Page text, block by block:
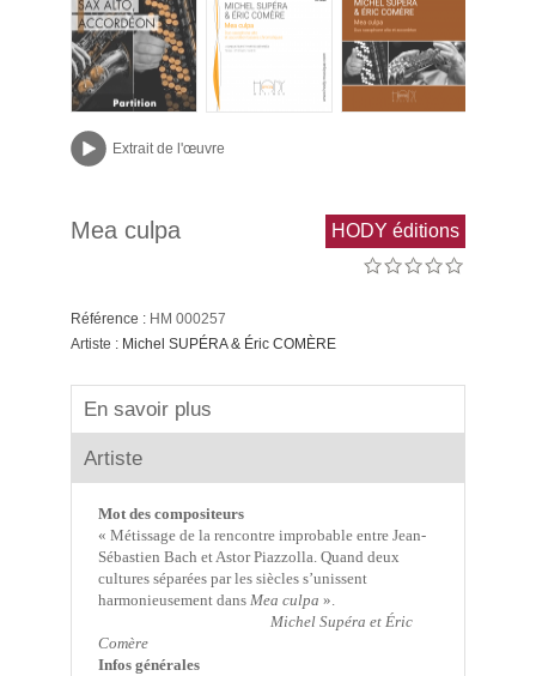
Extrait de l'œuvre
Mea culpa HODY éditions
Référence : HM 000257
Artiste : Michel SUPÉRA & Éric COMÈRE
En savoir plus
Artiste
Mot des compositeurs
« Métissage de la rencontre improbable entre Jean-
Sébastien Bach et Astor Piazzolla. Quand deux
cultures séparées par les siècles s’unissent
harmonieusement dans Mea culpa ».
Michel Supéra et Éric
Comère
Infos générales